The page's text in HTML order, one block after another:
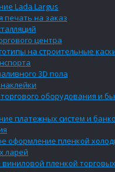
Lada Largus
печать на заказ
центра
на строительные
3D пола
оборудования и
платежных систем и
оформление пленкой
ларей
пленкой